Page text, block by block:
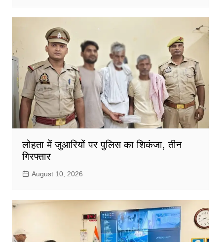
लोहता में जुआरियों पर पुलिस का शिकंजा, तीन
गिरफ्तार
August 10, 2026